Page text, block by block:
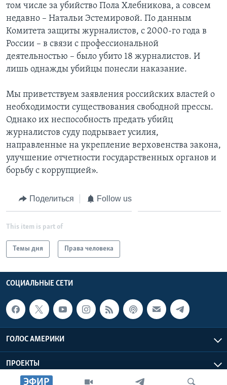
Языки
ЭФИР
том числе за убийство Пола Хлебникова, а совсем
недавно – Натальи Эстемировой. По данным
Комитета защиты журналистов, с 2000-го года в
России – в связи с профессиональной
деятельностью – было убито 18 журналистов. И
лишь однажды убийцы понесли наказание.
Мы приветствуем заявления российских властей о
необходимости существования свободной прессы.
Однако их неспособность предать убийц
журналистов суду подрывает усилия,
направленные на укрепление верховенства закона,
улучшение отчетности государственных органов и
борьбу с коррупцией».
Поделиться Follow us
This item is part of
Темы дня Права человека
СОЦИАЛЬНЫЕ СЕТИ
ГОЛОС АМЕРИКИ
ПРОЕКТЫ